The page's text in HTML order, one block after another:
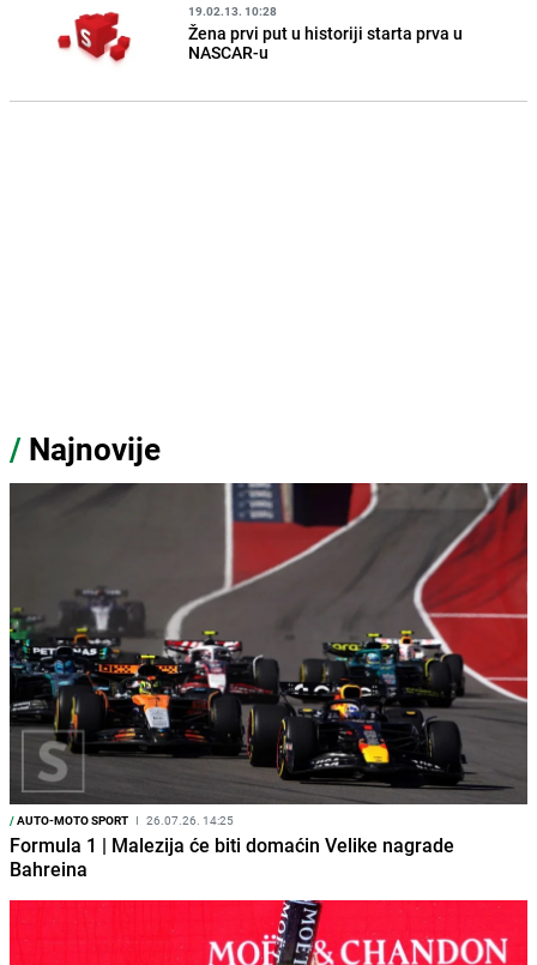
19.02.13. 10:28
Žena prvi put u historiji starta prva u
NASCAR-u
/ Najnovije
/AUTO-MOTO SPORT I 26.07.26. 14:25
Formula 1 | Malezija će biti domaćin Velike nagrade
Bahreina